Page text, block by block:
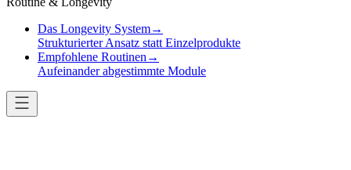
Das Longevity System→
Strukturierter Ansatz statt Einzelprodukte
Empfohlene Routinen→
Aufeinander abgestimmte Module